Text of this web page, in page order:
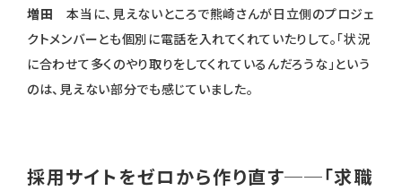
増田本当に、見えないところで熊崎さんが日立側のプロジェ
クトメンバーとも個別に電話を入れてくれていたりして。「状況
に合わせて多くのやり取りをしてくれているんだろうな」という
のは、見えない部分でも感じていました。
採用サイトをゼロから作り直す──「求職